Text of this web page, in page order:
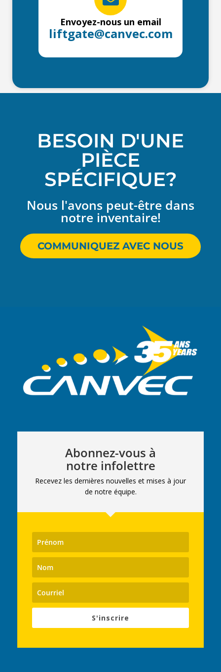
Envoyez-nous un email
liftgate@canvec.com
BESOIN D'UNE
PIÈCE
SPÉCIFIQUE?
Nous l'avons peut-être dans
notre inventaire!
COMMUNIQUEZ AVEC NOUS
Abonnez-vous à
notre infolettre
Recevez les dernières nouvelles et mises à jour
de notre équipe.
S'inscrire